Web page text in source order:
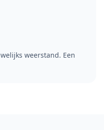
weerstand. Een